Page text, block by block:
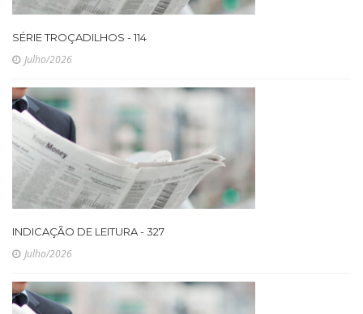
SÉRIE TROÇADILHOS - 114
Julho/2026
INDICAÇÃO DE LEITURA - 327
Julho/2026